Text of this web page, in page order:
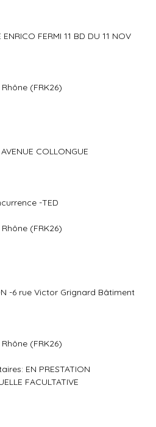
FERMI 11 BD DU 11 NOV
(FRK26)
COLLONGUE
-TED
(FRK26)
-6 rue Victor Grignard Bâtiment
(FRK26)
EN PRESTATION
FACULTATIVE